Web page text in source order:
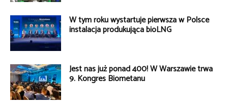
W tym roku wystartuje pierwsza w Polsce
instalacja produkująca bioLNG
Jest nas już ponad 400! W Warszawie trwa
9. Kongres Biometanu